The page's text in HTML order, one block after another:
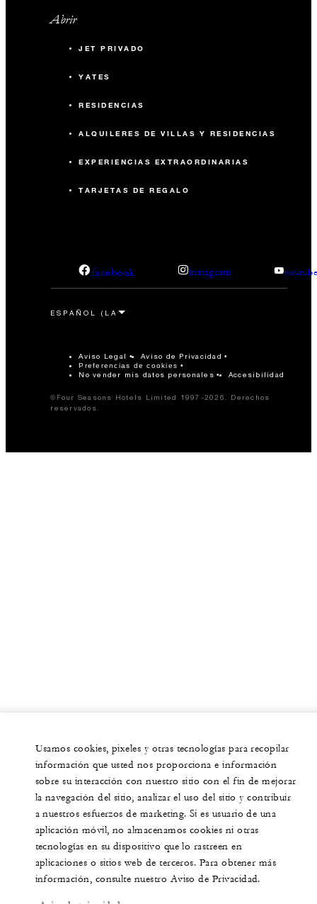
Abrir
JET PRIVADO
YATES
RESIDENCIAS
ALQUILERES DE VILLAS Y RESIDENCIAS
EXPERIENCIAS EXTRAORDINARIAS
TARJETAS DE REGALO
facebook instagram
Aviso Legal Aviso de Privacidad
Preferencias de cookies
No vender mis datos personales Accesibilidad
©Four Seasons Hotels Limited 1997-2026. Derechos
reservados.
Usamos cookies, pixeles y otras tecnologías para recopilar
información que usted nos proporciona e información
sobre su interacción con nuestro sitio con el fin de mejorar
la navegación del sitio, analizar el uso del sitio y contribuir
a nuestros esfuerzos de marketing. Si es usuario de una
aplicación móvil, no almacenamos cookies ni otras
tecnologías en su dispositivo que lo rastreen en
aplicaciones o sitios web de terceros. Para obtener más
información, consulte nuestro Aviso de Privacidad.